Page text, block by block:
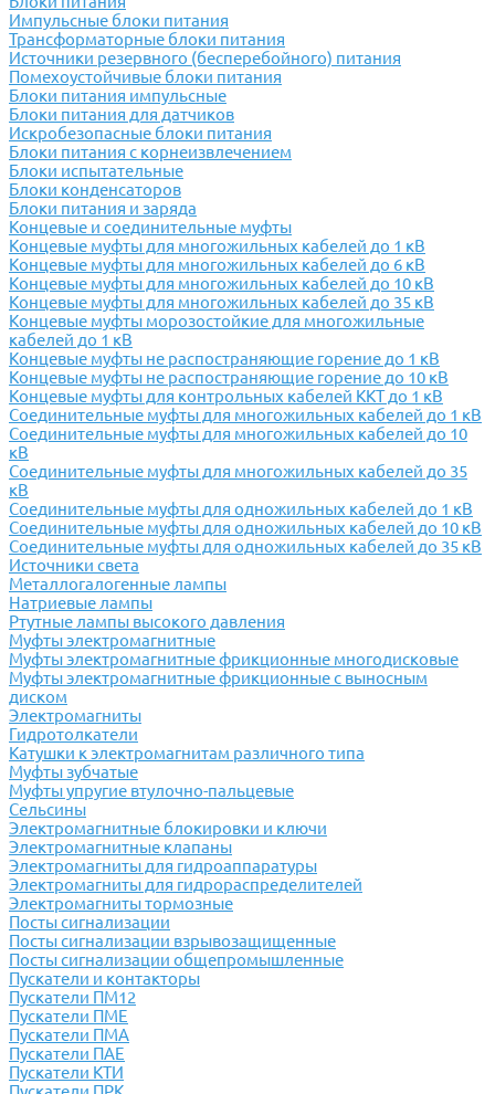
Импульсные блоки питания
Трансформаторные блоки питания
Источники резервного (бесперебойного) питания
Помехоустойчивые блоки питания
Блоки питания импульсные
Блоки питания для датчиков
Искробезопасные блоки питания
Блоки питания с корнеизвлечением
Блоки испытательные
Блоки конденсаторов
Блоки питания и заряда
Концевые и соединительные муфты
Концевые муфты для многожильных кабелей до 1 кВ
Концевые муфты для многожильных кабелей до 6 кВ
Концевые муфты для многожильных кабелей до 10 кВ
Концевые муфты для многожильных кабелей до 35 кВ
Концевые муфты морозостойкие для многожильные
кабелей до 1 кВ
Концевые муфты не распостраняющие горение до 1 кВ
Концевые муфты не распостраняющие горение до 10 кВ
Концевые муфты для контрольных кабелей ККТ до 1 кВ
Соединительные муфты для многожильных кабелей до 1 кВ
Соединительные муфты для многожильных кабелей до 10
кВ
Соединительные муфты для многожильных кабелей до 35
кВ
Соединительные муфты для одножильных кабелей до 1 кВ
Соединительные муфты для одножильных кабелей до 10 кВ
Соединительные муфты для одножильных кабелей до 35 кВ
Источники света
Металлогалогенные лампы
Натриевые лампы
Ртутные лампы высокого давления
Муфты электромагнитные
Муфты электромагнитные фрикционные многодисковые
Муфты электромагнитные фрикционные с выносным
диском
Электромагниты
Гидротолкатели
Катушки к электромагнитам различного типа
Муфты зубчатые
Муфты упругие втулочно-пальцевые
Сельсины
Электромагнитные блокировки и ключи
Электромагнитные клапаны
Электромагниты для гидроаппаратуры
Электромагниты для гидрораспределителей
Электромагниты тормозные
Посты сигнализации
Посты сигнализации взрывозащищенные
Посты сигнализации общепромышленные
Пускатели и контакторы
Пускатели ПМ12
Пускатели ПМЕ
Пускатели ПМА
Пускатели ПАЕ
Пускатели КТИ